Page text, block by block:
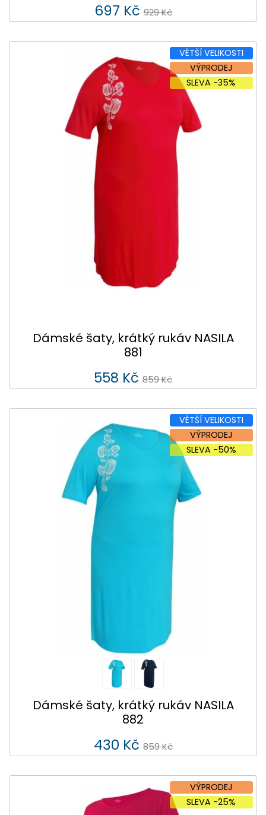
697 Kč 929 Kč
VĚTŠÍ VELIKOSTI
VÝPRODEJ
SLEVA -35%
Dámské šaty, krátký rukáv NASILA
881
558 Kč 859 Kč
VĚTŠÍ VELIKOSTI
VÝPRODEJ
SLEVA -50%
Dámské šaty, krátký rukáv NASILA
882
430 Kč 859 Kč
VÝPRODEJ
SLEVA -25%